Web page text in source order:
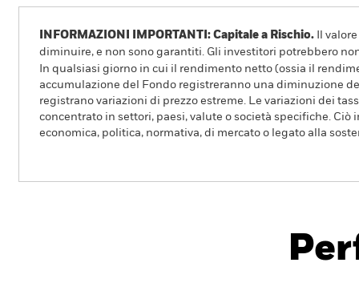
INFORMAZIONI IMPORTANTI: Capitale a Rischio. Il
diminuire, e non sono garantiti. Gli investitori potrebbero
In qualsiasi giorno in cui il rendimento netto (ossia il
accumulazione del Fondo registreranno una diminuzione
registrano variazioni di prezzo estreme. Le variazioni dei
concentrato in settori, paesi, valute o società specifiche.
economica, politica, normativa, di mercato o legato alla
Scheda